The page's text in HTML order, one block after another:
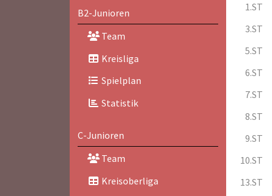
B2-Junioren
Team
Kreisliga
Spielplan
Statistik
C-Junioren
Team
Kreisoberliga
1.ST
3.ST
5.ST
6.ST
7.ST
8.ST
9.ST
10.ST
13.ST